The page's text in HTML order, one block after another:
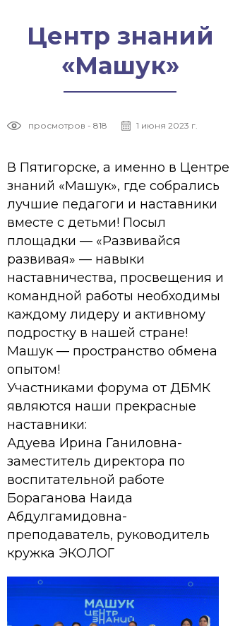
Центр знаний
«Машук»
просмотров - 818 1 июня 2023 г.
В Пятигорске, а именно в Центре
знаний «Машук», где собрались
лучшие педагоги и наставники
вместе с детьми! Посыл
площадки — «Развивайся
развивая» — навыки
наставничества, просвещения и
командной работы необходимы
каждому лидеру и активному
подростку в нашей стране!
Машук — пространство обмена
опытом!
Участниками форума от ДБМК
являются наши прекрасные
наставники:
Адуева Ирина Ганиловна-
заместитель директора по
воспитательной работе
Бораганова Наида
Абдулгамидовна-
преподаватель, руководитель
кружка ЭКОЛОГ